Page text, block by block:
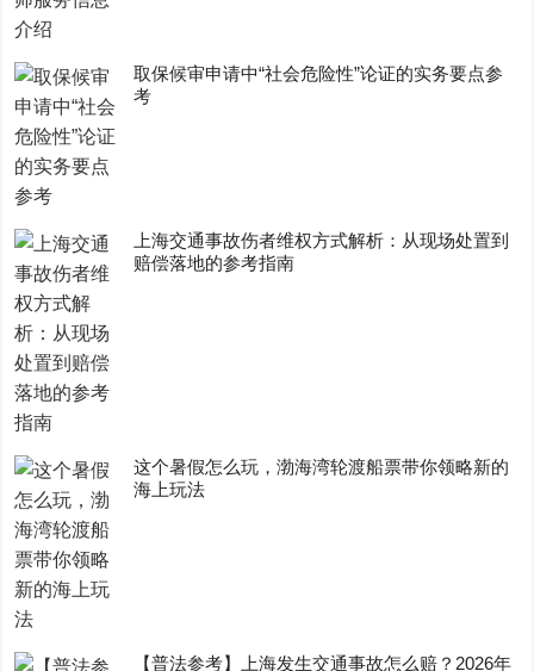
取保候审申请中“社会危险性”论证的实务要点参
考
上海交通事故伤者维权方式解析：从现场处置到
赔偿落地的参考指南
这个暑假怎么玩，渤海湾轮渡船票带你领略新的
海上玩法
【普法参考】上海发生交通事故怎么赔？2026年